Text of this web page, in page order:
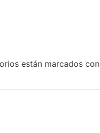
están marcados con